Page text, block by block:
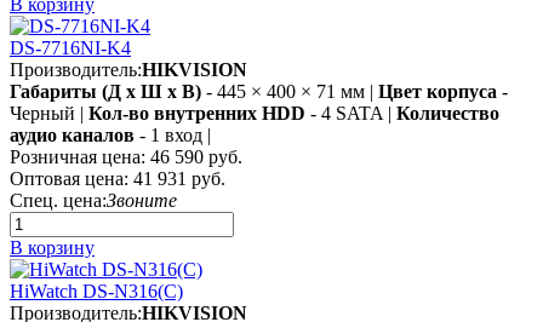
DS-7716NI-K4
Производитель:HIKVISION
Габариты (Д х Ш х В) - 445 × 400 × 71 мм | Цвет корпуса -
Черный | Кол-во внутренних HDD - 4 SATA | Количество
аудио каналов - 1 вход |
Розничная цена: 46 590 руб.
Оптовая цена: 41 931 руб.
Спец. цена:Звоните
В корзину
HiWatch DS-N316(C)
Производитель:HIKVISION